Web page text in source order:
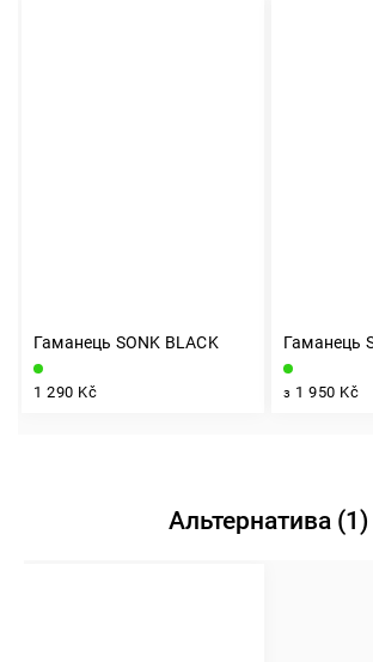
Гаманець SONK BLACK
1 290 Kč
Гаманець
з 1 950 Kč
Альтернатива (1)